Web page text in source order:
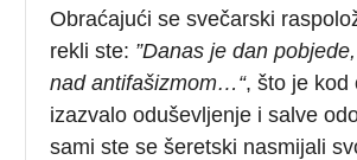
Obraćajući se svečarski
rekli ste: ”Danas je dan
nad antifašizmom…“, što je kod
izazvalo oduševljenje i salve
sami ste se šeretski nasmijali